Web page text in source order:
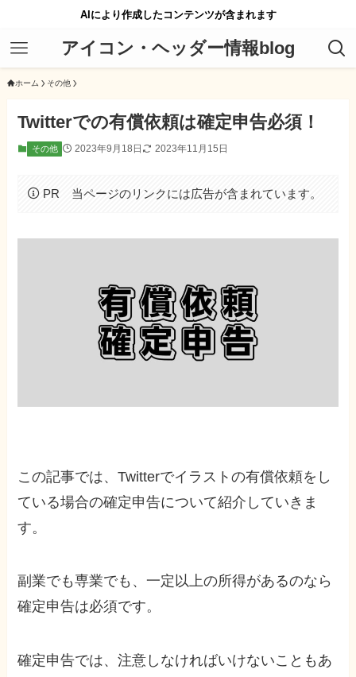
AIにより作成したコンテンツが含まれます
アイコン・ヘッダー情報blog
ホーム その他
Twitterでの有償依頼は確定申告必須！
その他 2023年9月18日 2023年11月15日
PR 当ページのリンクには広告が含まれています。
この記事では、Twitterでイラストの有償依頼をし
ている場合の確定申告について紹介していきま
す。
副業でも専業でも、一定以上の所得があるのなら
確定申告は必須です。
確定申告では、注意しなければいけないこともあ